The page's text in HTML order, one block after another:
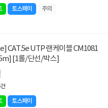
토스페이 주의
CAT.5e UTP 랜케이블 CM1081
[1롤/단선/박스]
토스페이